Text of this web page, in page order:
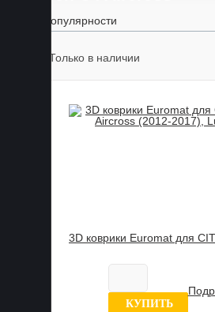
По популярности
Только в наличии
3D коврики Euromat для
0 отзывов
КУПИТЬ